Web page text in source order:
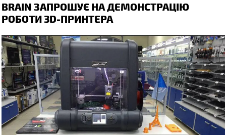
BRAIN ЗАПРОШУЄ НА ДЕМОНСТРАЦІЮ
РОБОТИ 3D-ПРИНТЕРА